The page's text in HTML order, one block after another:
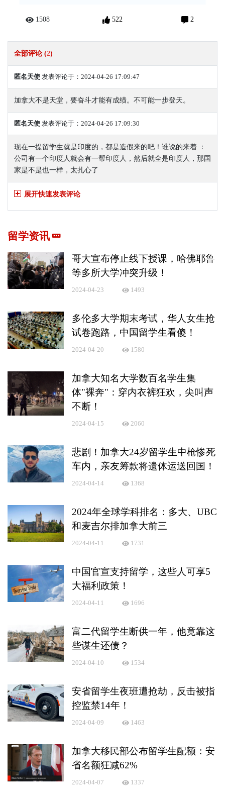
1508 522 2
全部评论 (2)
匿名天使 发表评论于：2024-04-26 17:09:47
加拿大不是天堂，要奋斗才能有成绩。不可能一步登天。
匿名天使 发表评论于：2024-04-26 17:09:30
现在一提留学生就是印度的，都是造假来的吧！谁说的来着 ：
公司有一个印度人就会有一帮印度人，然后就全是印度人，那国
家是不是也一样，太扎心了
展开快速发表评论
留学资讯
哥大宣布停止线下授课，哈佛耶鲁
等多所大学冲突升级！
2024-04-23 1493
多伦多大学期末考试，华人女生抢
试卷跑路，中国留学生看傻！
2024-04-20 1580
加拿大知名大学数百名学生集
体"裸奔"：穿内衣裤狂欢，尖叫声
不断！
2024-04-15 2060
悲剧！加拿大24岁留学生中枪惨死
车内，亲友筹款将遗体运送回国！
2024-04-14 1368
2024年全球学科排名：多大、UBC
和麦吉尔排加拿大前三
2024-04-11 1731
中国官宣支持留学，这些人可享5
大福利政策！
2024-04-11 1696
富二代留学生断供一年，他竟靠这
些谋生还债？
2024-04-10 1534
安省留学生夜班遭抢劫，反击被指
控监禁14年！
2024-04-09 1463
加拿大移民部公布留学生配额：安
省名额狂减62%
2024-04-07 1337